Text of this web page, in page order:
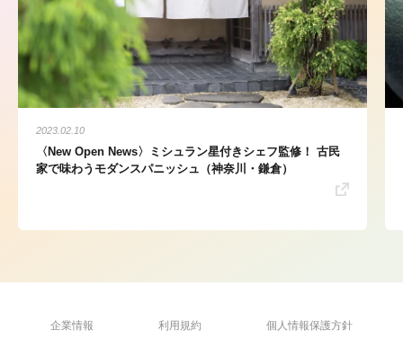
2023.02.10
〈New Open News〉ミシュラン星付きシェフ監修！ 古民
家で味わうモダンスパニッシュ（神奈川・鎌倉）
企業情報 利用規約 個人情報保護方針